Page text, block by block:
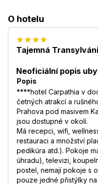
O hotelu
Tajemná
Neoficiální popis
Popis
****hotel Carpathia v
četných atrakcí a
Prahova pod masivem
jsou dostupné v okolí.
Má recepci, wifi,
restauraci a množství
pedikúra atd.). Pokoje
úhradu), televizi,
postel, nemají pokoje s
pouze jedné přistýlky